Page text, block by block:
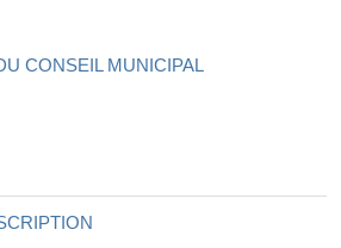
CONSEIL MUNICIPAL